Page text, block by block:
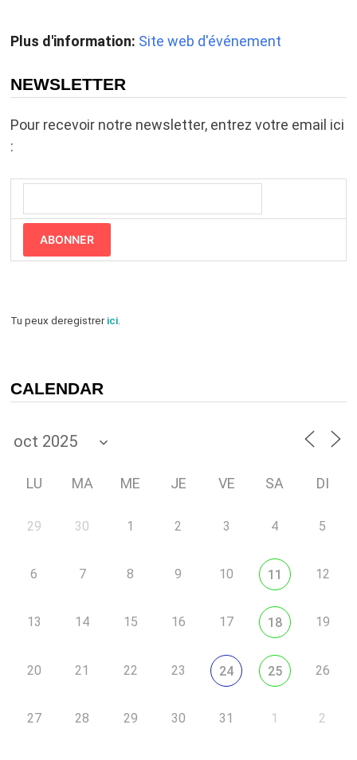
Plus d'information: Site web d'événement
NEWSLETTER
Pour recevoir notre newsletter, entrez votre email ici
:
ABONNER
Tu peux deregistrerici.
CALENDAR
LU MA ME JE VE SA DI
29 30 1 2 3 4 5
6 7 8 9 10 11 12
13 14 15 16 17 18 19
20 21 22 23 24 25 26
27 28 29 30 31 1 2